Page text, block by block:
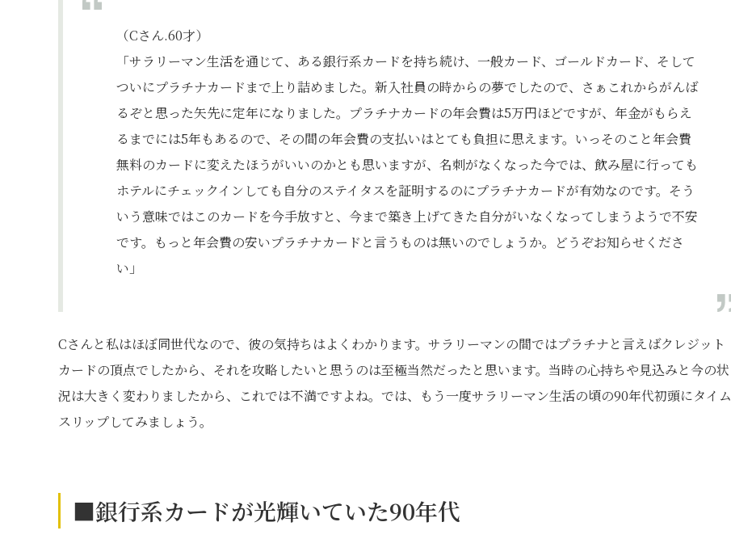
（Cさん.60才）
「サラリーマン生活を通じて、ある銀行系カードを持ち続け、一般カード、ゴールドカード、そして
ついにプラチナカードまで上り詰めました。新入社員の時からの夢でしたので、さぁこれからがんば
るぞと思った矢先に定年になりました。プラチナカードの年会費は5万円ほどですが、年金がもらえ
るまでには5年もあるので、その間の年会費の支払いはとても負担に思えます。いっそのこと年会費
無料のカードに変えたほうがいいのかとも思いますが、名刺がなくなった今では、飲み屋に行っても
ホテルにチェックインしても自分のステイタスを証明するのにプラチナカードが有効なのです。そう
いう意味ではこのカードを今手放すと、今まで築き上げてきた自分がいなくなってしまうようで不安
です。もっと年会費の安いプラチナカードと言うものは無いのでしょうか。どうぞお知らせくださ
い」
Cさんと私はほぼ同世代なので、彼の気持ちはよくわかります。サラリーマンの間ではプラチナと言えばクレジット
カードの頂点でしたから、それを攻略したいと思うのは至極当然だったと思います。当時の心持ちや見込みと今の状
況は大きく変わりましたから、これでは不満ですよね。では、もう一度サラリーマン生活の頃の90年代初頭にタイム
スリップしてみましょう。
■銀行系カードが光輝いていた90年代